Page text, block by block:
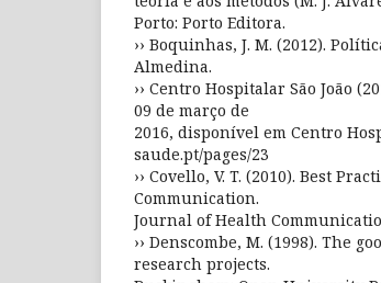
Porto: Porto Editora.
›› Boquinhas, J. M. (2012).
Almedina.
›› Centro Hospitalar São João
09 de março de
2016, disponível em Centro
saude.pt/pages/23
›› Covello, V. T. (2010). Best
Communication.
Journal of Health
›› Denscombe, M. (1998). The
research projects.